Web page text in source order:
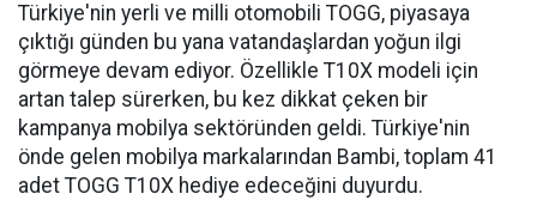
Türkiye'nin yerli ve milli otomobili TOGG, piyasaya
çıktığı günden bu yana vatandaşlardan yoğun ilgi
görmeye devam ediyor. Özellikle T10X modeli için
artan talep sürerken, bu kez dikkat çeken bir
kampanya mobilya sektöründen geldi. Türkiye'nin
önde gelen mobilya markalarından Bambi, toplam 41
adet TOGG T10X hediye edeceğini duyurdu.